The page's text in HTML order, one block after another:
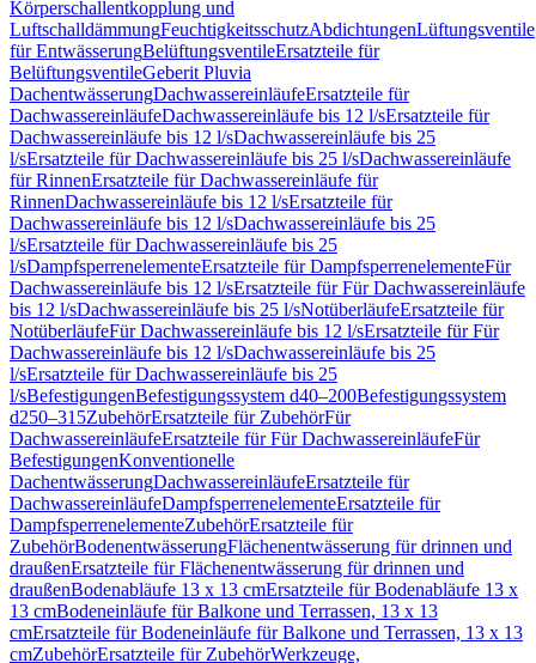
Körperschallentkopplung und
LuftschalldämmungFeuchtigkeitsschutzAbdichtungenLüftungsventile
für EntwässerungBelüftungsventileErsatzteile für
BelüftungsventileGeberit Pluvia
DachentwässerungDachwassereinläufeErsatzteile für
DachwassereinläufeDachwassereinläufe bis 12 l/sErsatzteile für
Dachwassereinläufe bis 12 l/sDachwassereinläufe bis 25
l/sErsatzteile für Dachwassereinläufe bis 25 l/sDachwassereinläufe
für RinnenErsatzteile für Dachwassereinläufe für
RinnenDachwassereinläufe bis 12 l/sErsatzteile für
Dachwassereinläufe bis 12 l/sDachwassereinläufe bis 25
l/sErsatzteile für Dachwassereinläufe bis 25
l/sDampfsperrenelementeErsatzteile für DampfsperrenelementeFür
Dachwassereinläufe bis 12 l/sErsatzteile für Für Dachwassereinläufe
bis 12 l/sDachwassereinläufe bis 25 l/sNotüberläufeErsatzteile für
NotüberläufeFür Dachwassereinläufe bis 12 l/sErsatzteile für Für
Dachwassereinläufe bis 12 l/sDachwassereinläufe bis 25
l/sErsatzteile für Dachwassereinläufe bis 25
l/sBefestigungenBefestigungssystem d40–200Befestigungssystem
d250–315ZubehörErsatzteile für ZubehörFür
DachwassereinläufeErsatzteile für Für DachwassereinläufeFür
BefestigungenKonventionelle
DachentwässerungDachwassereinläufeErsatzteile für
DachwassereinläufeDampfsperrenelementeErsatzteile für
DampfsperrenelementeZubehörErsatzteile für
ZubehörBodenentwässerungFlächenentwässerung für drinnen und
draußenErsatzteile für Flächenentwässerung für drinnen und
draußenBodenabläufe 13 x 13 cmErsatzteile für Bodenabläufe 13 x
13 cmBodeneinläufe für Balkone und Terrassen, 13 x 13
cmErsatzteile für Bodeneinläufe für Balkone und Terrassen, 13 x 13
cmZubehörErsatzteile für ZubehörWerkzeuge,